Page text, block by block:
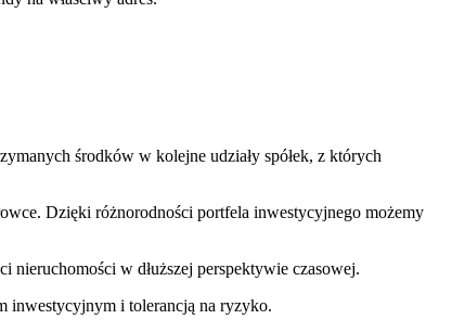
środków w kolejne udziały ‍spółek, z których
Dzięki różnorodności portfela‌ inwestycyjnego możemy​
w dłuższej perspektywie czasowej.
inwestycyjnym i tolerancją na ryzyko.